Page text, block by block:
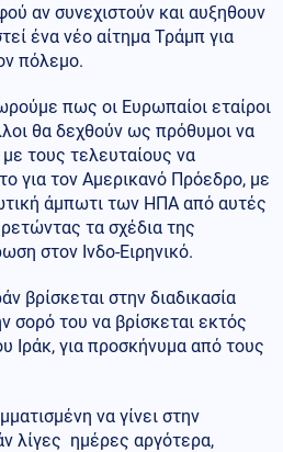
αν συνεχιστούν και αυξηθουν
ένα νέο αίτημα Τράμπ για
πόλεμο.
πως οι Ευρωπαίοι εταίροι
θα δεχθούν ως πρόθυμοι να
με τους τελευταίους να
για τον Αμερικανό Πρόεδρο, με
άμπωτι των ΗΠΑ από αυτές
τα σχέδια της
στον Ινδο-Ειρηνικό.
βρίσκεται στην διαδικασία
σορό του να βρίσκεται εκτός
Ιράκ, για προσκήνυμα από τους
να γίνει στην
λίγες ημέρες αργότερα,